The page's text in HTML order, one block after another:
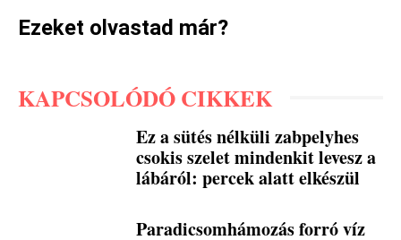
Ezeket olvastad már?
KAPCSOLÓDÓ CIKKEK
Ez a sütés nélküli zabpelyhes
csokis szelet mindenkit levesz a
lábáról: percek alatt elkészül
Paradicsomhámozás forró víz